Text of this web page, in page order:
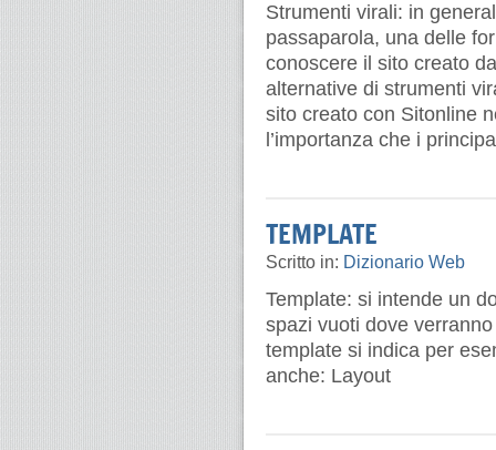
Strumenti virali: in
passaparola, una delle
conoscere il sito creato
alternative di strumenti
sito creato con Sitonline
l’importanza che i
TEMPLATE
Scritto in: Dizionario Web
Template: si intende un
spazi vuoti dove
template si indica per
anche: Layout